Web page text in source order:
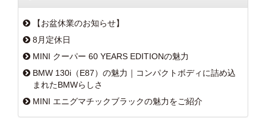
【お盆休業のお知らせ】
8月定休日
MINI クーパー 60 YEARS EDITIONの魅力
BMW 130i（E87）の魅力｜コンパクトボディに詰め込
まれたBMWらしさ
MINI エニグマチックブラックの魅力をご紹介